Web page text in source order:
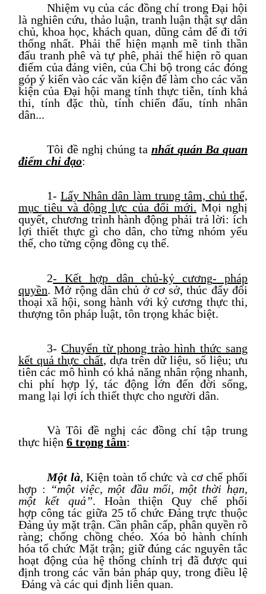
Nhiệm vụ của các đồng chí trong Đại hội
là nghiên cứu, thảo luận, tranh luận thật sự dân
chủ, khoa học, khách quan, dũng cảm để đi tới
thống nhất. Phải thể hiện mạnh mẽ tinh thần
đấu tranh phê và tự phê, phải thể hiện rõ quan
điểm của đảng viên, của Chi bộ trong các đóng
góp ý kiến vào các văn kiện để làm cho các văn
kiện của Đại hội mang tính thực tiễn, tính khả
thi, tính đặc thù, tính chiến đấu, tính nhân
dân...
Tôi đề nghị chúng ta nhất quán Ba quan
điểm chỉ đạo:
1- Lấy Nhân dân làm trung tâm, chủ thể,
mục tiêu và động lực của đổi mới. Mọi nghị
quyết, chương trình hành động phải trả lời: ích
lợi thiết thực gì cho dân, cho từng nhóm yếu
thế, cho từng cộng đồng cụ thể.
2-Kết hợp dân chủ-kỷ cương- pháp
quyền. Mở rộng dân chủ ở cơ sở, thúc đẩy đối
thoại xã hội, song hành với kỷ cương thực thi,
thượng tôn pháp luật, tôn trọng khác biệt.
3-Chuyển từ phong trào hình thức sang
kết quả thực chất, dựa trên dữ liệu, số liệu; ưu
tiên các mô hình có khả năng nhân rộng nhanh,
chi phí hợp lý, tác động lớn đến đời sống,
mang lại lợi ích thiết thực cho người dân.
Và Tôi đề nghị các đồng chí tập trung
thực hiện 6 trọng tâm:
Một là,Kiện toàn tổ chức và cơ chế phối
hợp : “một việc, một đầu mối, một thời hạn,
một kết quả”. Hoàn thiện Quy chế phối
hợp công tác giữa 25 tổ chức Đảng trực thuộc
Đảng ủy mặt trận. Cần phân cấp, phân quyền rõ
ràng; chống chồng chéo. Xóa bỏ hành chính
hóa tổ chức Mặt trận; giữ đúng các nguyên tắc
hoạt động của hệ thống chính trị đã được qui
định trong các văn bản pháp quy, trong điều lệ
Đảng và các qui định liên quan.